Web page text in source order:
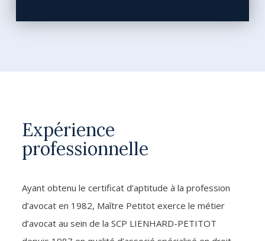
Expérience
professionnelle
Ayant obtenu le certificat d’aptitude à la profession
d’avocat en 1982, Maître Petitot exerce le métier
d’avocat au sein de la SCP LIENHARD-PETITOT